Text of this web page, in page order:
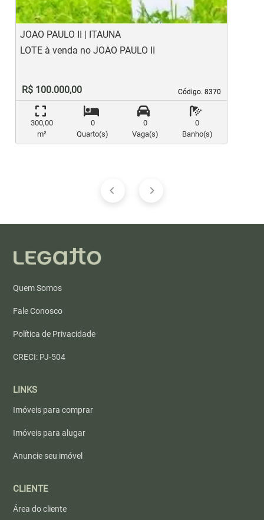
JOAO PAULO II | ITAUNA
Código. 8370
Código. 8370
LOTE à venda no JOAO PAULO II
R$ 100.000,00
300,00
m²
0
Quarto(s)
0
Vaga(s)
0
Banho(s)
Quem Somos
Fale Conosco
Política de Privacidade
CRECI: PJ-504
LINKS
Imóveis para comprar
Imóveis para alugar
Anuncie seu imóvel
CLIENTE
Área do cliente